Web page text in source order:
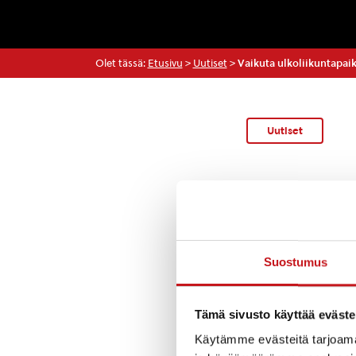
Suostumus
Tämä sivusto käyttää
Käytämme evästeitä
Olet tässä: Etusivu > Uutiset> Vaikuta
Uutiset
mennessä.
kuntalaisiltaan,
hoitoon liittyen.